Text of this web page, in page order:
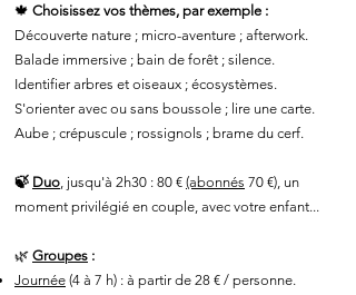
🍁 Choisissez vos thèmes, par exemple :
Découverte nature ; micro-aventure ; afterwork.
Balade immersive ; bain de forêt ; silence.
Identifier arbres et oiseaux ; écosystèmes.
S'orienter avec ou sans boussole ; lire une carte.
Aube ; crépuscule ; rossignols ; brame du cerf.
🍃 Duo, jusqu'à 2h30 : 80 € (abonnés 70 €), un
moment privilégié en couple, avec votre enfant...
🌿 Groupes :
Journée (4 à 7 h) : à partir de 28 € / personne.